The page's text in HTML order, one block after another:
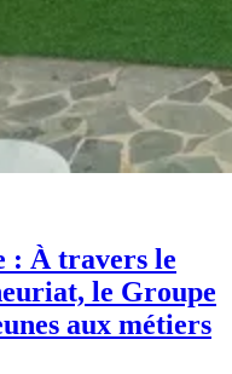
: À travers le
le Groupe
aux métiers